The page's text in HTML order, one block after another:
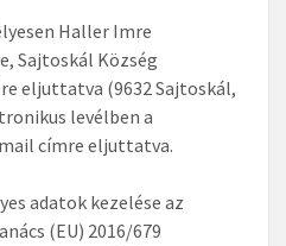
Haller Imre
Sajtoskál Község
eljuttatva (9632 Sajtoskál,
levélben a
címre eljuttatva.
adatok kezelése az
(EU) 2016/679